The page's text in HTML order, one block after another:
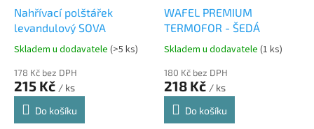
Nahřívací polštářek
levandulový SOVA
Skladem u dodavatele (>5 ks)
178 Kč bez DPH
215 Kč / ks
Do košíku
WAFEL PREMIUM
TERMOFOR - ŠEDÁ
Skladem u dodavatele (1 ks)
180 Kč bez DPH
218 Kč / ks
Do košíku